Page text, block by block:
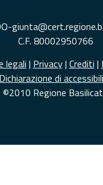
C.F. 80002950766
legali | Privacy| Crediti |
Dichiarazione di
©2010 Regione